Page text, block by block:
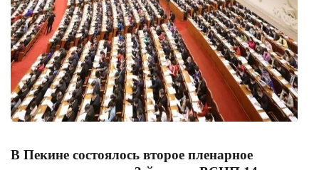
В Пекине состоялось второе пленарное